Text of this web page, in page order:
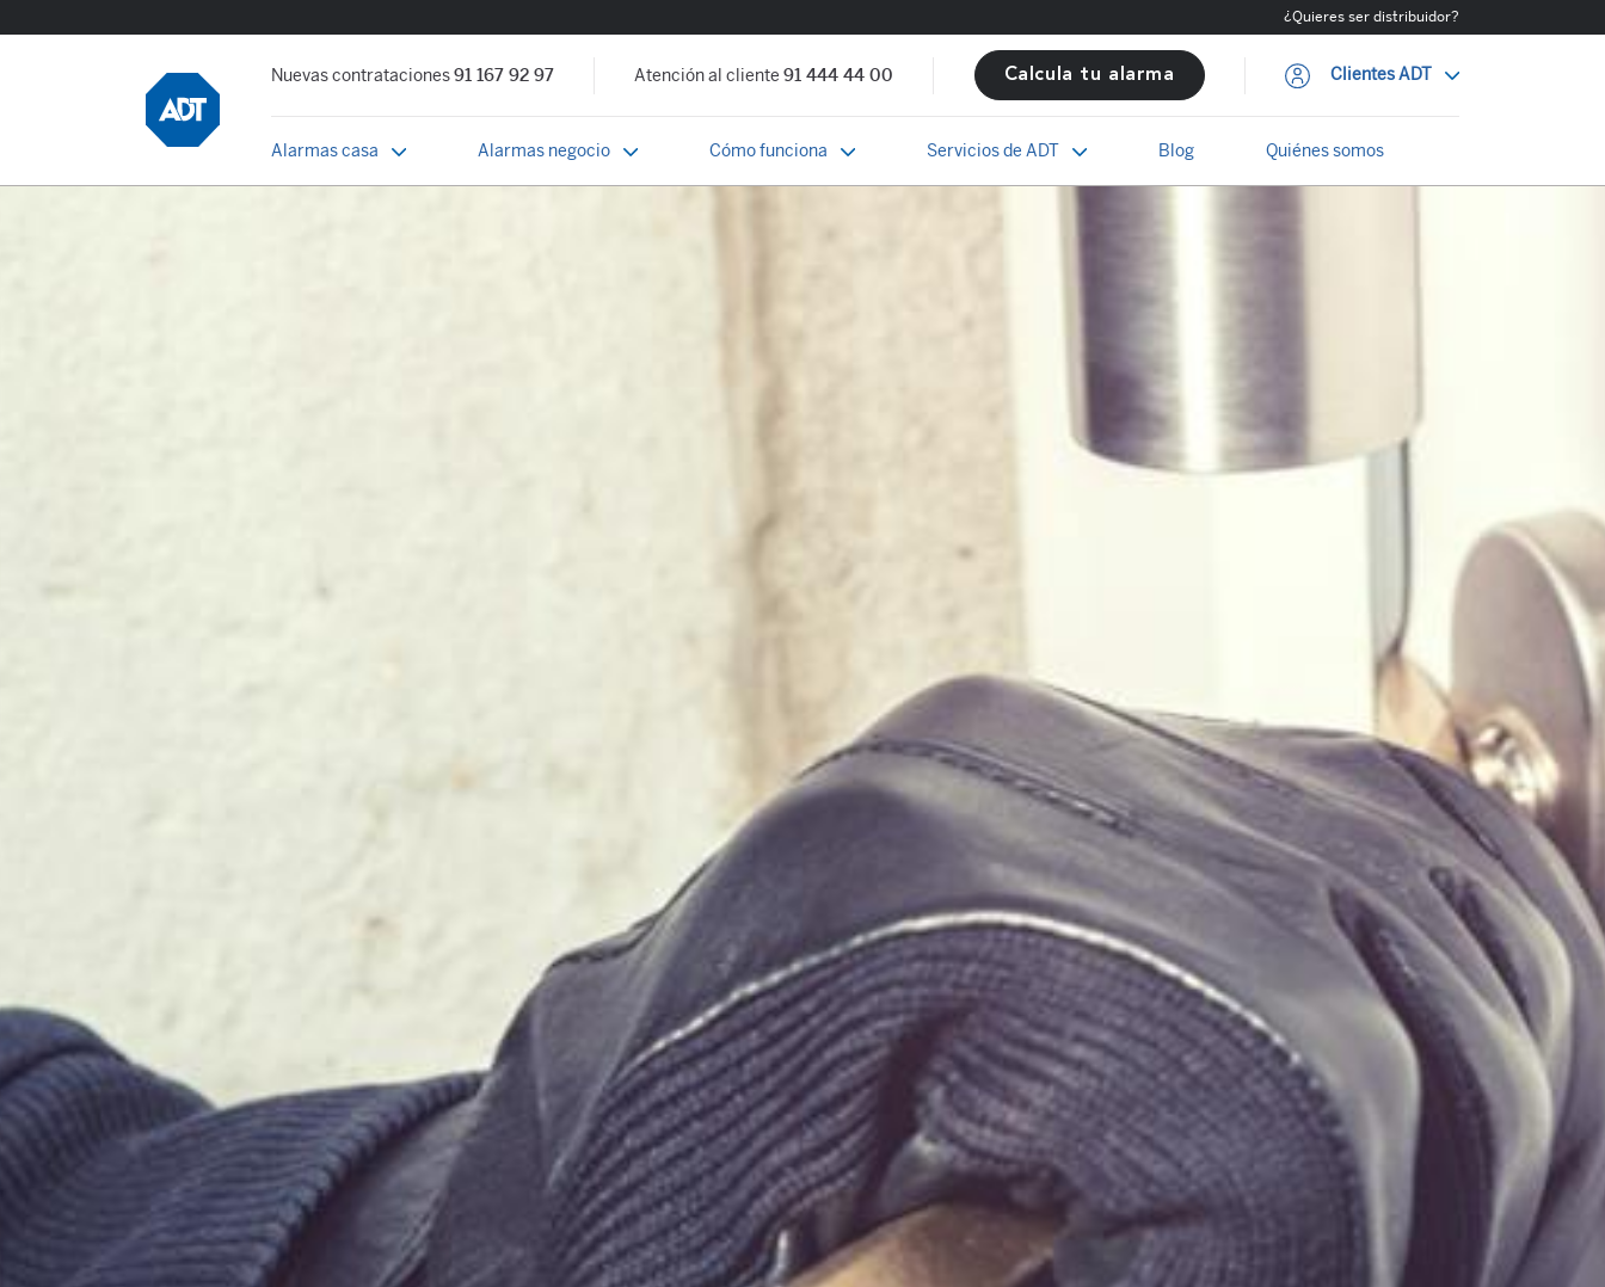
¿Quieres ser distribuidor?
Nuevas contrataciones91 167 92 97 Atención al cliente91 444 44 00 Calcula tu alarma Clientes ADT
Alarmas casa Alarmas negocio Cómo funciona Servicios de ADT Blog Quiénes somos